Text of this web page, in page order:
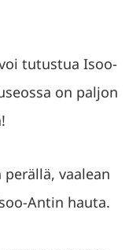
tutustua Isoo-
on paljon
vaalean
Antin hauta.